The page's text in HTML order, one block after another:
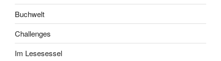
Buchwelt
Challenges
Im Lesesessel